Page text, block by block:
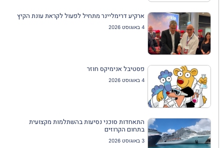
ארקיע דרימליינר מתחיל לפעול לקראת עונת הקיץ
4 באוגוסט 2026
פסטיבל אנימיקס חוזר
4 באוגוסט 2026
התאחדות סוכני נסיעות בהשתלמות מקצועית
בתחום הקרוזים
3 באוגוסט 2026